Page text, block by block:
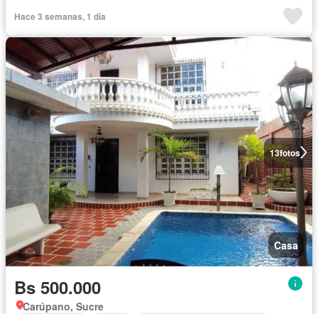
Hace 3 semanas, 1 día
13fotos
Casa
Bs 500.000
Carúpano, Sucre